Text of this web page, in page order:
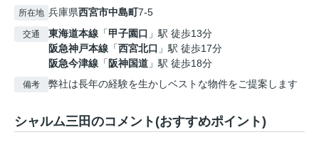
所在地 兵庫県西宮市中島町7-5
交通 東海道本線 「甲子園口 」駅 徒歩13分
阪急神戸本線 「西宮北口 」駅 徒歩17分
阪急今津線 「 阪神国道 」駅 徒歩18分
備考 弊社は長年の経験を生かしベストな物件をご提案します
シャルム三田のコメント(おすすめポイント)